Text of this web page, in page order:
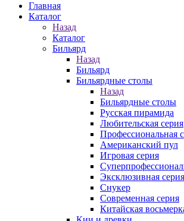
Главная
Каталог
Назад
Каталог
Бильярд
Назад
Бильярд
Бильярдные столы
Назад
Бильярдные столы
Русская пирамида
Любительская серия
Профессиональная
Американский пул
Игровая серия
Эксклюзивная серия
Снукер
Современная серия
Китайская